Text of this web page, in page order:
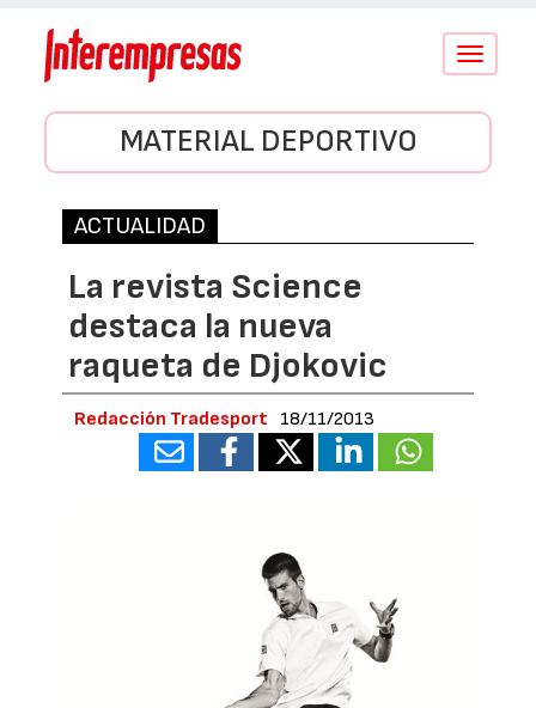
Conmutar
MATERIAL DEPORTIVO
ACTUALIDAD
La revista Science
destaca la nueva
raqueta de Djokovic
Redacción Tradesport 18/11/2013